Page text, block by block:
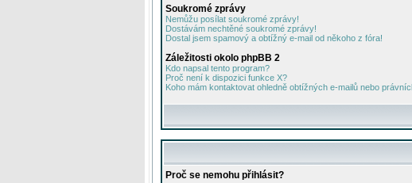
Soukromé zprávy
Nemůžu posílat soukromé zprávy!
Dostávám nechtěné soukromé zprávy!
Dostal jsem spamový a obtížný e-mail od někoho z fóra!
Záležitosti okolo phpBB 2
Kdo napsal tento program?
Proč není k dispozici funkce X?
Koho mám kontaktovat ohledně obtížných e-mailů nebo
Proč se nemohu přihlásit?